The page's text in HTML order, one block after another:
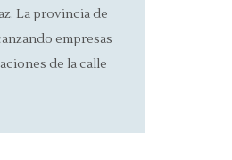
La provincia de
empresas
de la calle